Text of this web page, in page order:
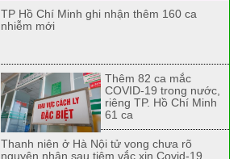
TP Hồ Chí Minh ghi nhận thêm 160 ca
nhiễm mới
Thêm 82 ca mắc
COVID-19 trong nước,
riêng TP. Hồ Chí Minh
61 ca
Thanh niên ở Hà Nội tử vong chưa rõ
nguyên nhân sau tiêm vắc xin Covid-19